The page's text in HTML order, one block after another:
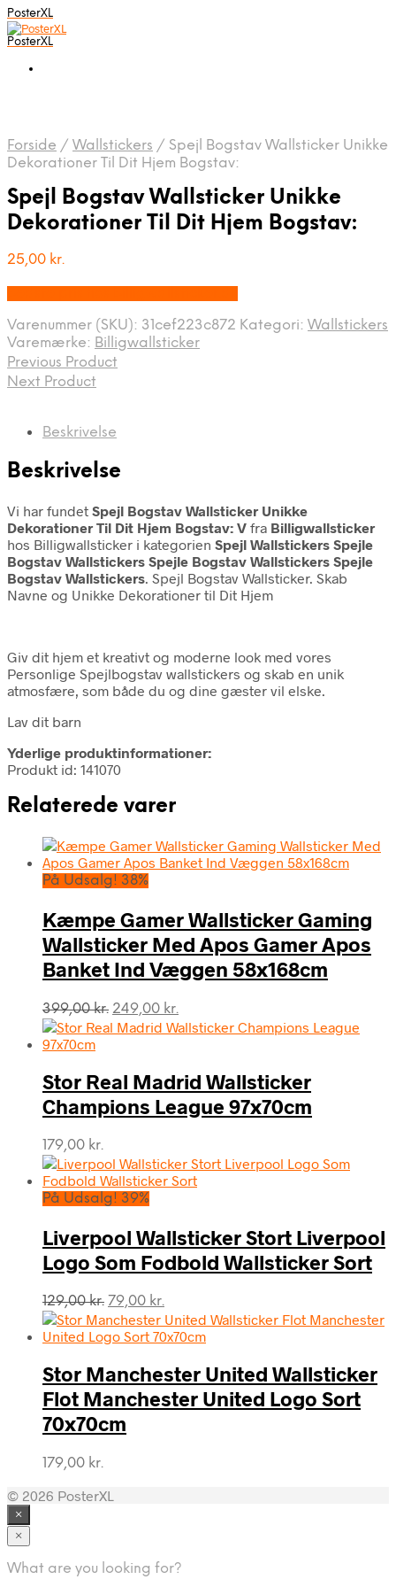
PosterXL
PosterXL
Forside / Wallstickers / Spejl Bogstav Wallsticker Unikke
Dekorationer Til Dit Hjem Bogstav:
Spejl Bogstav Wallsticker Unikke
Dekorationer Til Dit Hjem Bogstav:
25,00 kr.
Varenummer (SKU): 31cef223c872 Kategori: Wallstickers
Varemærke: Billigwallsticker
Previous Product
Next Product
Beskrivelse
Beskrivelse
Vi har fundet Spejl Bogstav Wallsticker Unikke
Dekorationer Til Dit Hjem Bogstav: V fra Billigwallsticker
hos Billigwallsticker i kategorien Spejl Wallstickers Spejle
Bogstav Wallstickers Spejle Bogstav Wallstickers Spejle
Bogstav Wallstickers. Spejl Bogstav Wallsticker. Skab
Navne og Unikke Dekorationer til Dit Hjem
Giv dit hjem et kreativt og moderne look med vores
Personlige Spejlbogstav wallstickers og skab en unik
atmosfære, som både du og dine gæster vil elske.
Lav dit barn
Yderlige produktinformationer:
Produkt id: 141070
Relaterede varer
På Udsalg! 38%
Kæmpe Gamer Wallsticker Gaming
Wallsticker Med Apos Gamer Apos
Banket Ind Væggen 58x168cm
399,00kr. Den
oprindelige
399,00 kr..
249,00 kr.
aktuelle
249,00 kr..
Stor Real Madrid Wallsticker
Champions League 97x70cm
179,00 kr.
På Udsalg! 39%
Liverpool Wallsticker Stort Liverpool
Logo Som Fodbold Wallsticker Sort
129,00kr. Den
oprindelige
pris
129,00 kr..
79,00 kr.
aktuelle
pris
79,00 kr..
Stor Manchester United Wallsticker
Flot Manchester United Logo Sort
70x70cm
179,00 kr.
© 2026 PosterXL
×
×
What are you looking for?